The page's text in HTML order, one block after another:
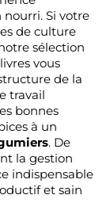
Si votre
de culture
sélection
vous
de la
travail
bonnes
à un
. De
la gestion
indispensable
et sain